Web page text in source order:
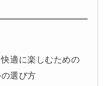
適に楽しむための
選び方